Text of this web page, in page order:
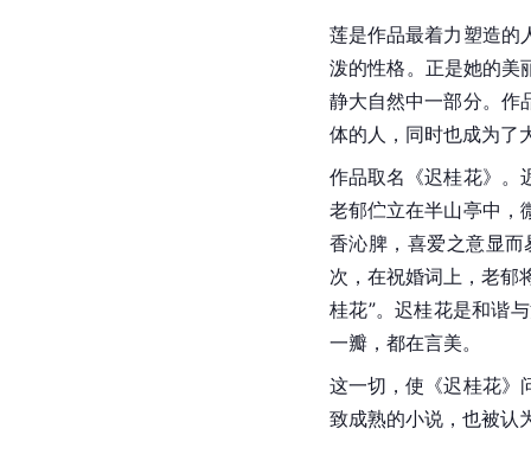
莲是作品最着力塑造的
泼的性格。正是她的美
静大自然中一部分。作
体的人，同时也成为了
作品取名《迟桂花》。
老郁伫立在半山亭中，
香沁脾，喜爱之意显
次，在祝婚词上，老郁
桂花”。迟桂花是和谐
一瓣，都在言美。
这一切，使《迟桂花》
致成熟的小说，也被认